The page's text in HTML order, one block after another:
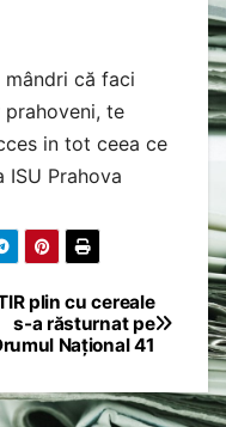
mândri că faci
te
in tot ceea ce
Prahova
plin cu cereale
s-a răsturnat pe
Național 41